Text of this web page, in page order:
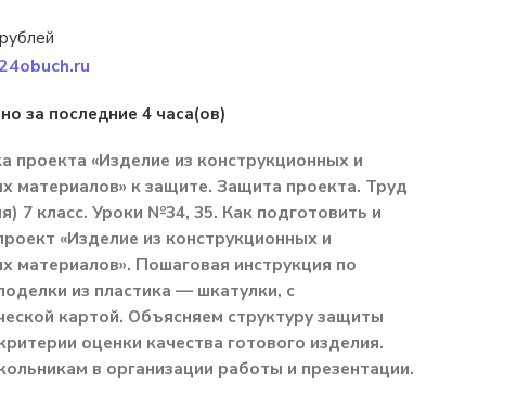
за последние 4 часа(ов)
проекта «Изделие из конструкционных и
материалов» к защите. Защита проекта. Труд
7 класс. Уроки №34, 35. Как подготовить и
«Изделие из конструкционных и
материалов». Пошаговая инструкция по
из пластика — шкатулки, с
картой. Объясняем структуру защиты
оценки качества готового изделия.
в организации работы и презентации.